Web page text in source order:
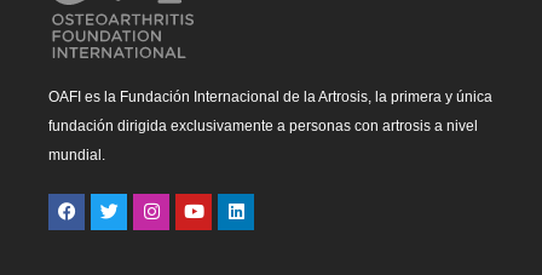
OAFI es la Fundación Internacional de la Artrosis, la primera y única
fundación dirigida exclusivamente a personas con artrosis a nivel
mundial.